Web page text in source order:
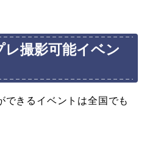
撮影可能イベン
できるイベントは全国でも